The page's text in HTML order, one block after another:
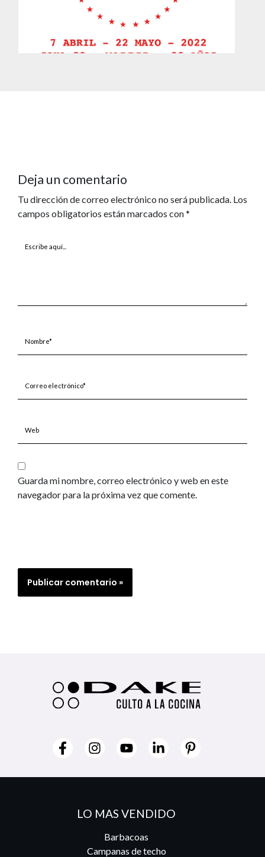
Deja un comentario
Tu dirección de correo electrónico no será publicada. Los
campos obligatorios están marcados con*
Escribe
electrónico*
Guarda mi nombre, correo electrónico y web en este
navegador para la próxima vez que comente.
LO MAS VENDIDO
Barbacoas
Campanas de techo